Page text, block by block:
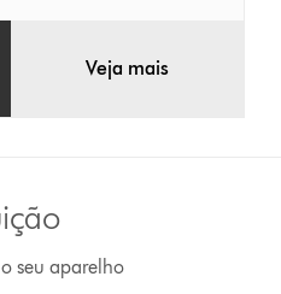
Veja mais
seu aparelho